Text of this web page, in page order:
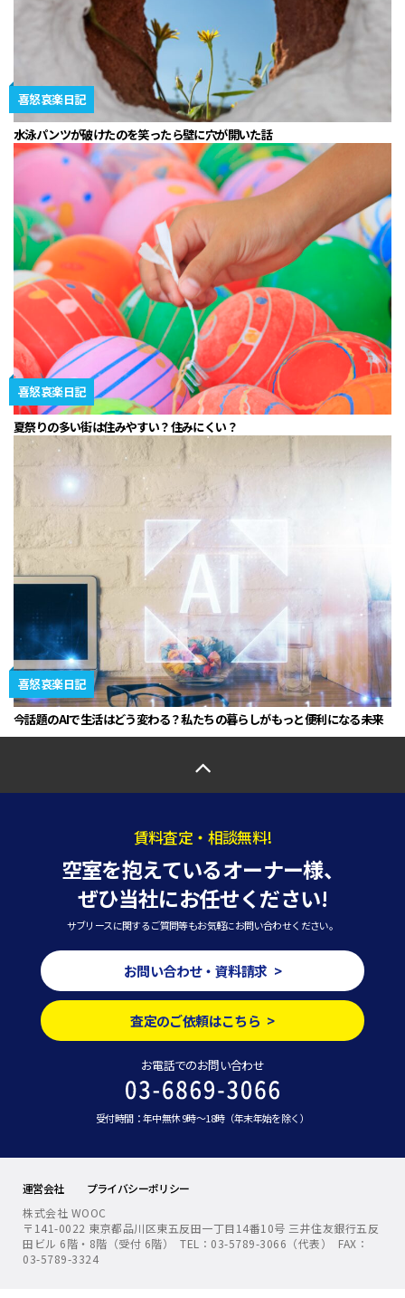
喜怒哀楽日記
水泳パンツが破けたのを笑ったら壁に穴が開いた話
喜怒哀楽日記
夏祭りの多い街は住みやすい？住みにくい？
喜怒哀楽日記
今話題のAIで生活はどう変わる？私たちの暮らしがもっと便利になる未来
賃料査定・相談無料!
空室を抱えているオーナー様、
ぜひ当社にお任せください!
サブリースに関するご質問等もお気軽にお問い合わせください。
お問い合わせ・資料請求 >
査定のご依頼はこちら >
お電話でのお問い合わせ
受付時間：年中無休 9時～18時（年末年始を除く）
運営会社
プライバシーポリシー
株式会社 WOOC
〒141-0022 東京都品川区東五反田一丁目14番10号 三井住友銀行五反
田ビル 6階・8階（受付 6階） TEL：03-5789-3066（代表） FAX：
03-5789-3324